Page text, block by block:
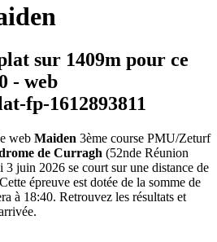
sur 1409m pour ce
- web
web Maiden 3ème course PMU/Zeturf
de Curragh (52nde Réunion
3 juin 2026 se court sur une distance de
épreuve est dotée de la somme de
à 18:40. Retrouvez les résultats et